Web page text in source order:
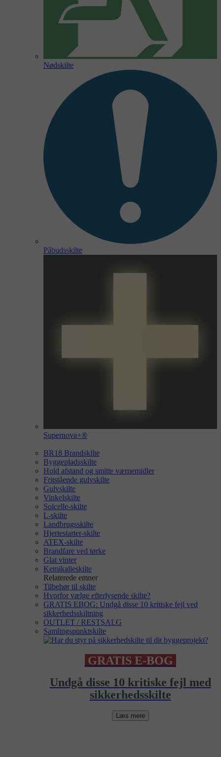
Nødskilte
Påbudsskilte
Supernova+®
BR18 Brandskilte
Byggepladsskilte
Hold afstand og smitte værnemidler
Fritstående gulvskilte
Gulvskilte
Vinkelskilte
Solcelle-skilte
L-skilte
Landbrugsskilte
Hjertestarter-skilte
ATEX-skilte
Brandfare ved tørke
Glat vinter
Kemikalieskilte
Relaterede emner
Tilbehør til skilte
Hvorfor vælge efterlysende skilte?
GRATIS EBOG: Undgå disse 10 kritiske fejl ved
sikkerhedsskiltning
OUTLET / RESTSALG
Samlingspunktskilte
GRATIS E-BOG
Undgå disse 10 kritiske fejl med
sikkerhedsskilte
Læs mere